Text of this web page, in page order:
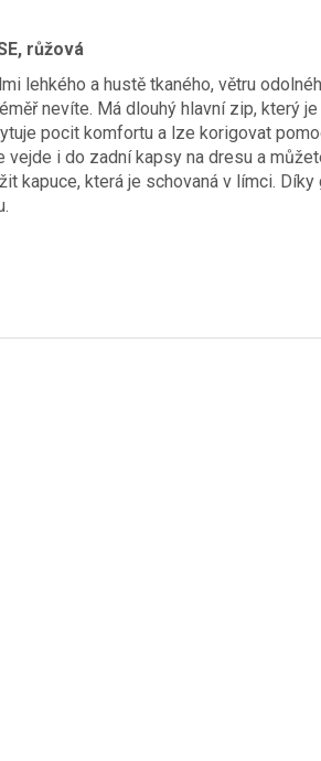
růžová
lehkého a hustě tkaného, větru
nevíte. Má dlouhý hlavní zip, který
pocit komfortu a lze korigovat
vejde i do zadní kapsy na dresu a
kapuce, která je schovaná v límci.